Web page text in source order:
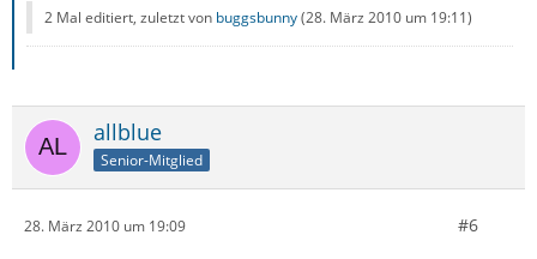
2 Mal editiert, zuletzt von buggsbunny(28. März 2010 um 19:11)
allblue
Senior-Mitglied
28. März 2010 um 19:09 #6